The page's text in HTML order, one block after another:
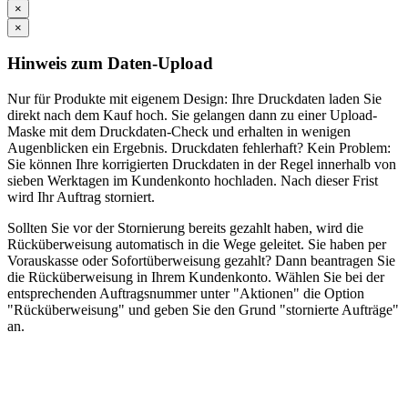
×
×
Hinweis zum Daten-Upload
Nur für Produkte mit eigenem Design: Ihre Druckdaten laden Sie
direkt nach dem Kauf hoch. Sie gelangen dann zu einer Upload-
Maske mit dem Druckdaten-Check und erhalten in wenigen
Augenblicken ein Ergebnis. Druckdaten fehlerhaft? Kein Problem:
Sie können Ihre korrigierten Druckdaten in der Regel innerhalb von
sieben Werktagen im Kundenkonto hochladen. Nach dieser Frist
wird Ihr Auftrag storniert.
Sollten Sie vor der Stornierung bereits gezahlt haben, wird die
Rücküberweisung automatisch in die Wege geleitet. Sie haben per
Vorauskasse oder Sofortüberweisung gezahlt? Dann beantragen Sie
die Rücküberweisung in Ihrem Kundenkonto. Wählen Sie bei der
entsprechenden Auftragsnummer unter "Aktionen" die Option
"Rücküberweisung" und geben Sie den Grund "stornierte Aufträge"
an.